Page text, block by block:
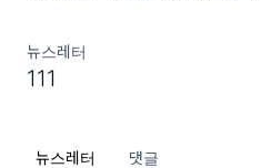
뉴스레터
111
뉴스레터 댓글